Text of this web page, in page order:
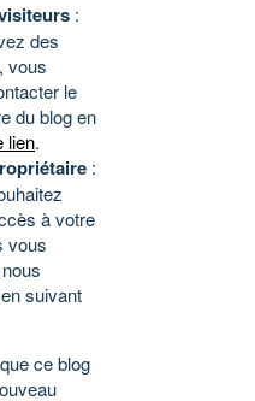
:
des
vous
le
du blog en
lien.
:
à votre
vous
suivant
ce blog